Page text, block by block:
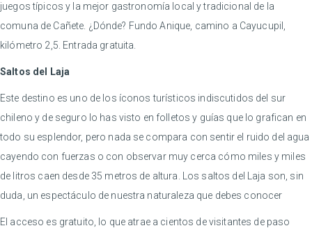
juegos típicos y la mejor gastronomía local y tradicional de la
comuna de Cañete. ¿Dónde? Fundo Anique, camino a Cayucupil,
kilómetro 2,5. Entrada gratuita.
Saltos del Laja
Este destino es uno de los íconos turísticos indiscutidos del sur
chileno y de seguro lo has visto en folletos y guías que lo grafican en
todo su esplendor, pero nada se compara con sentir el ruido del agua
cayendo con fuerzas o con observar muy cerca cómo miles y miles
de litros caen desde 35 metros de altura. Los saltos del Laja son, sin
duda, un espectáculo de nuestra naturaleza que debes conocer
El acceso es gratuito, lo que atrae a cientos de visitantes de paso